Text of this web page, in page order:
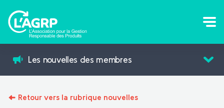
Les nouvelles des membres
Retour vers la rubrique nouvelles